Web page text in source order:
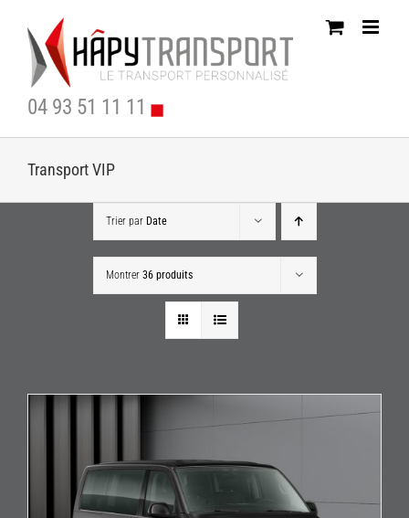
contenu
04 93 51 11 11
Transport VIP
Trier par Date
Montrer 36 produits